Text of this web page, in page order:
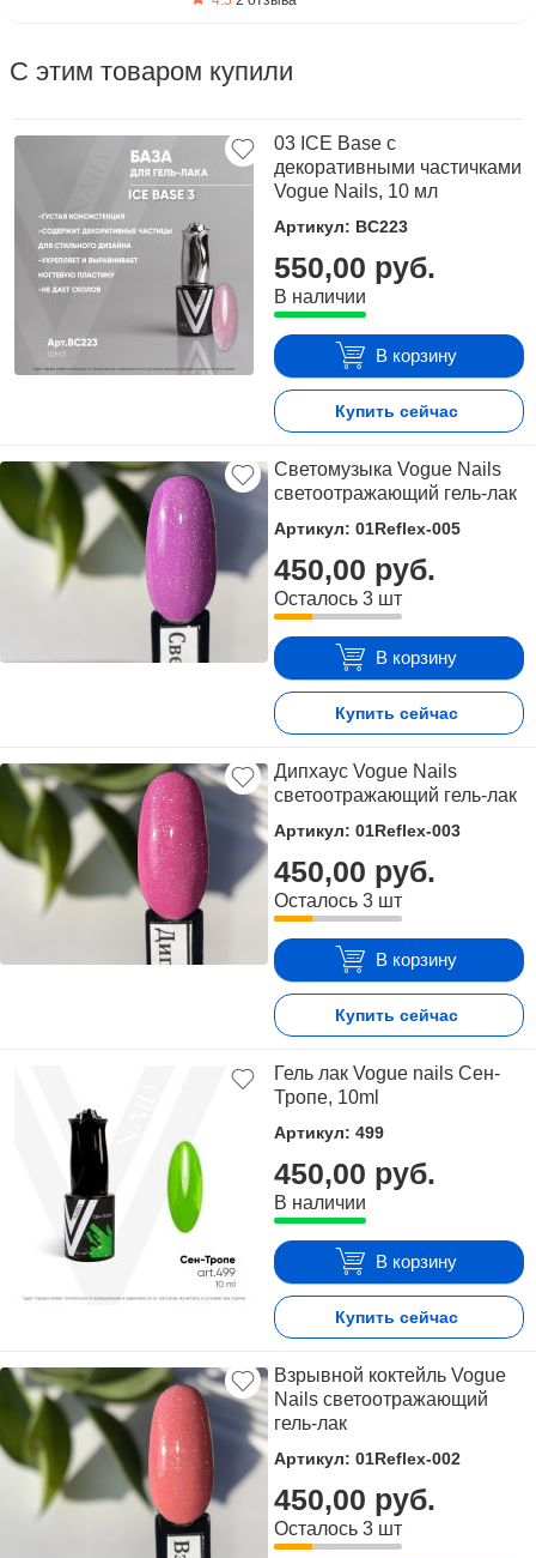
С этим товаром купили
03 ICE Base с
декоративными частичками
Vogue Nails, 10 мл
Артикул: BC223
550,00 руб.
В наличии
В корзину
Купить сейчас
Светомузыка Vogue Nails
светоотражающий гель-лак
Артикул: 01Reflex-005
450,00 руб.
Осталось 3 шт
В корзину
Купить сейчас
Дипхаус Vogue Nails
светоотражающий гель-лак
Артикул: 01Reflex-003
450,00 руб.
Осталось 3 шт
В корзину
Купить сейчас
Гель лак Vogue nails Сен-
Тропе, 10ml
Артикул: 499
450,00 руб.
В наличии
В корзину
Купить сейчас
Взрывной коктейль Vogue
Nails светоотражающий
гель-лак
Артикул: 01Reflex-002
450,00 руб.
Осталось 3 шт